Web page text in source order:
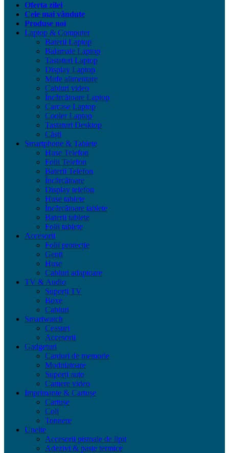
Oferta zilei
Cele mai vândute
Produse noi
Laptop & Computer
Baterii Laptop
Balamale Laptop
Tastaturi Laptop
Display Laptop
Mufe alimentare
Cabluri video
Încărcătoare Laptop
Carcase Laptop
Cooler Laptop
Tastaturi Desktop
Căști
Smartphone & Tablete
Huse Telefon
Folii Telefon
Baterii Telefon
Încărcătoare
Display telefon
Huse tablete
Încărcătoare tablete
Baterii tablete
Folii tablete
Accesorii
Folii protecție
Genți
Huse
Cabluri adaptoare
TV & Audio
Suporți TV
Boxe
Cabluri
Smartwatch
Ceasuri
Accesorii
Gadgeturi
Carduri de memorie
Modulatoare
Suporți auto
Camere video
Imprimante & Cartușe
Cartușe
Coli
Tonnere
Unelte
Accesorii pistoale de lipit
Adezivi & paste termice